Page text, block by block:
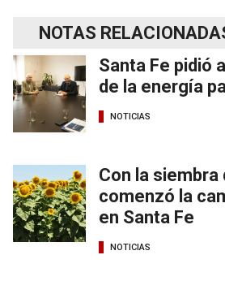
NOTAS
Santa Fe pidió
de la energía
NOTICIAS
Con la siembra
comenzó la
en Santa Fe
NOTICIAS